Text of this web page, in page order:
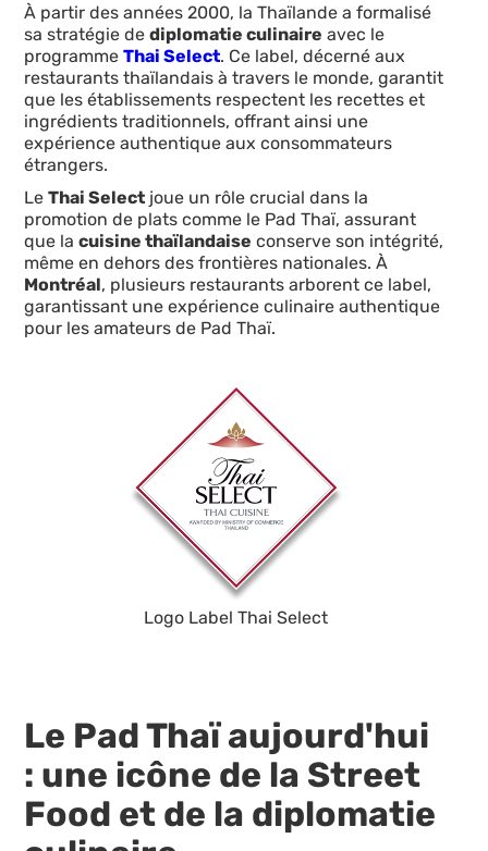
À partir des années 2000, la Thaïlande a formalisé
sa stratégie dediplomatie culinaire avec le
programmeThai Select. Ce label, décerné aux
restaurants thaïlandais à travers le monde, garantit
que les établissements respectent les recettes et
ingrédients traditionnels, offrant ainsi une
expérience authentique aux consommateurs
étrangers.
LeThai Select joue un rôle crucial dans la
promotion de plats comme le Pad Thaï, assurant
que lacuisine thaïlandaise conserve son intégrité,
même en dehors des frontières nationales. À
Montréal, plusieurs restaurants arborent ce label,
garantissant une expérience culinaire authentique
pour les amateurs de Pad Thaï.
Logo Label Thai Select
Le Pad Thaï aujourd'hui
: une icône de la Street
Food et de la diplomatie